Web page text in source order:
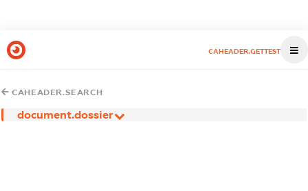
CAHEADER.GETTEST
CAHEADER.SEARCH
document.dossier